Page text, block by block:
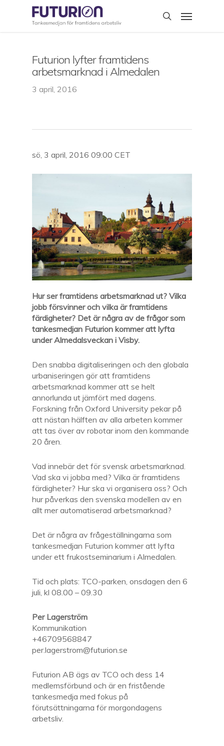
search
Menu
Futurion lyfter framtidens
arbetsmarknad i Almedalen
3 april, 2016
sö, 3 april, 2016 09:00 CET
Hur ser framtidens arbetsmarknad ut? Vilka
jobb försvinner och vilka är framtidens
färdigheter? Det är några av de frågor som
tankesmedjan Futurion kommer att lyfta
under Almedalsveckan i Visby.
Den snabba digitaliseringen och den globala
urbaniseringen gör att framtidens
arbetsmarknad kommer att se helt
annorlunda ut jämfört med dagens.
Forskning från Oxford University pekar på
att nästan hälften av alla arbeten kommer
att tas över av robotar inom den kommande
20 åren.
Vad innebär det för svensk arbetsmarknad.
Vad ska vi jobba med? Vilka är framtidens
färdigheter? Hur ska vi organisera oss? Och
hur påverkas den svenska modellen av en
allt mer automatiserad arbetsmarknad?
Det är några av frågeställningarna som
tankesmedjan Futurion kommer att lyfta
under ett frukostseminarium i Almedalen.
Tid och plats: TCO-parken, onsdagen den 6
juli, kl 08.00 – 09.30
Per Lagerström
Kommunikation
+46709568847
per.lagerstrom@futurion.se
Futurion AB ägs av TCO och dess 14
medlemsförbund och är en fristående
tankesmedja med fokus på
förutsättningarna för morgondagens
arbetsliv.